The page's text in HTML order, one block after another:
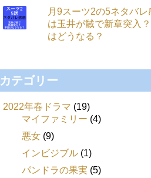
月9スーツ2の5ネタバレ
は玉井が馘で新章突入
はどうなる？
カテゴリー
2022年春ドラマ (19)
マイファミリー (4)
悪女 (9)
インビジブル (1)
パンドラの果実 (5)